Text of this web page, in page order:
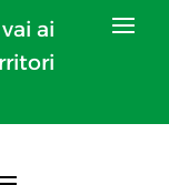
vai ai